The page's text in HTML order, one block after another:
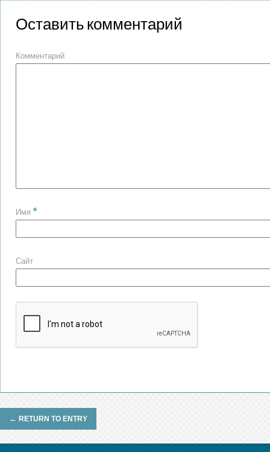
Оставить комментарий
Комментарий
Имя *
Сайт
← RETURN TO ENTRY